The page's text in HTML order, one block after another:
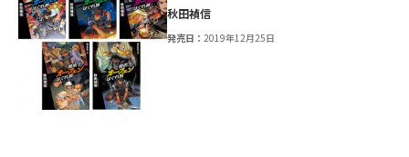
秋田禎信
発売日：2019年12月25日